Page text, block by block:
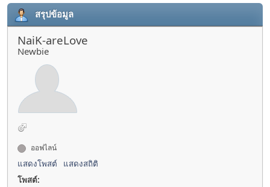
สรุปข้อมูล
NaiK-areLove
Newbie
ออฟไลน์
แสดงโพสต์
แสดงสถิติ
โพสต์: